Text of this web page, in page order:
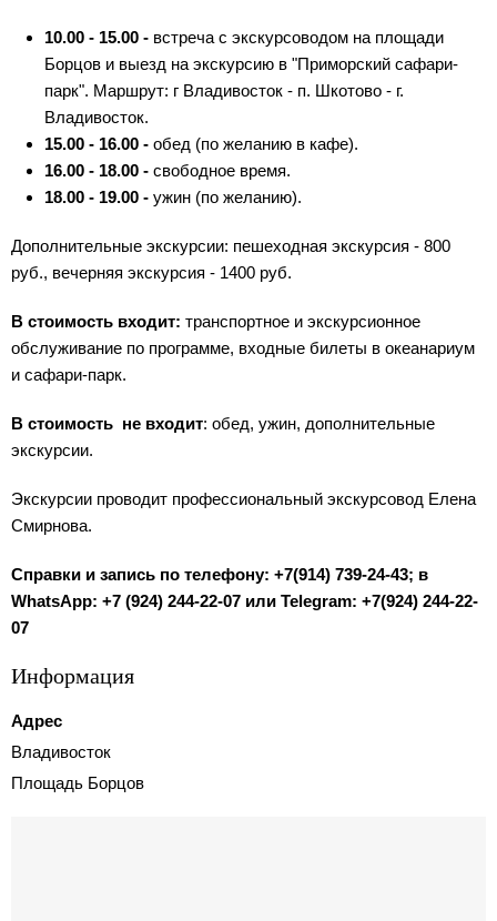
10.00 - 15.00 - встреча с экскурсоводом на площади
Борцов и выезд на экскурсию в "Приморский сафари-
парк". Маршрут: г Владивосток - п. Шкотово - г.
Владивосток.
15.00 - 16.00 - обед (по желанию в кафе).
16.00 - 18.00 - свободное время.
18.00 - 19.00 - ужин (по желанию).
Дополнительные экскурсии: пешеходная экскурсия - 800
руб., вечерняя экскурсия - 1400 руб.
В стоимость входит: транспортное и экскурсионное
обслуживание по программе, входные билеты в океанариум
и сафари-парк.
В стоимость не входит: обед, ужин, дополнительные
экскурсии.
Экскурсии проводит профессиональный экскурсовод Елена
Смирнова.
Справки и запись по телефону: +7(914) 739-24-43; в
WhatsApp: +7 (924) 244-22-07 или Telegram: +7(924) 244-22-
07
Информация
Адрес
Владивосток
Площадь Борцов